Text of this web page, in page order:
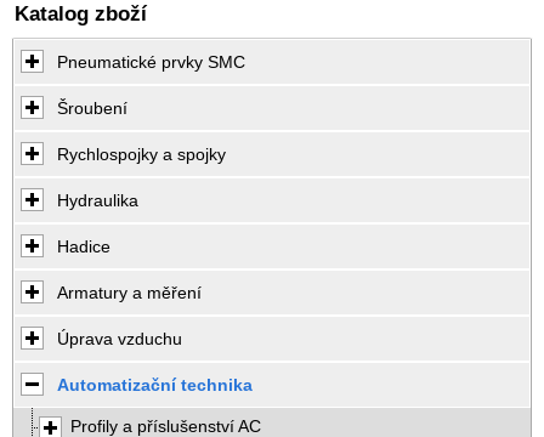
Katalog zboží
Pneumatické prvky SMC
Šroubení
Rychlospojky a spojky
Hydraulika
Hadice
Armatury a měření
Úprava vzduchu
Automatizační technika
Profily a příslušenství AC